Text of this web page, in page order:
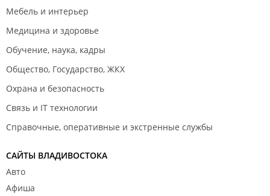
Мебель и интерьер
Медицина и здоровье
Обучение, наука, кадры
Общество, Государство, ЖКХ
Охрана и безопасность
Связь и IT технологии
Справочные, оперативные и экстренные службы
САЙТЫ ВЛАДИВОСТОКА
Авто
Афиша